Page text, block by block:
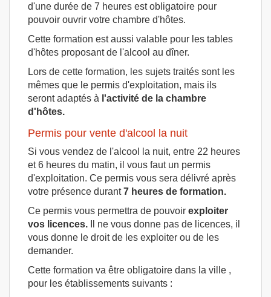
d'une durée de 7 heures est obligatoire pour
pouvoir ouvrir votre chambre d'hôtes.
Cette formation est aussi valable pour les tables
d'hôtes proposant de l'alcool au dîner.
Lors de cette formation, les sujets traités sont les
mêmes que le permis d'exploitation, mais ils
seront adaptés à l'activité de la chambre
d'hôtes.
Permis pour vente d'alcool la nuit
Si vous vendez de l'alcool la nuit, entre 22 heures
et 6 heures du matin, il vous faut un permis
d'exploitation. Ce permis vous sera délivré après
votre présence durant7 heures de formation.
Ce permis vous permettra de pouvoir exploiter
vos licences. Il ne vous donne pas de licences, il
vous donne le droit de les exploiter ou de les
demander.
Cette formation va être obligatoire dans la ville ,
pour les établissements suivants :